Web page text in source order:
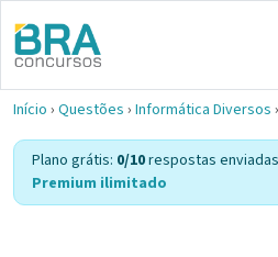
Início › Questões › Informática Diversos ›
Plano grátis: 0/10respostas
Premium ilimitado